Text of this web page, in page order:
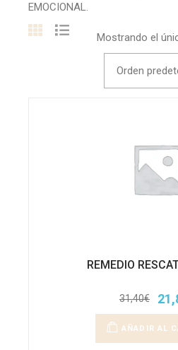
EMOCIONAL.
Mostrando el
Orden
REMEDIO
31,40€
El
El
es:
AÑADIR AL